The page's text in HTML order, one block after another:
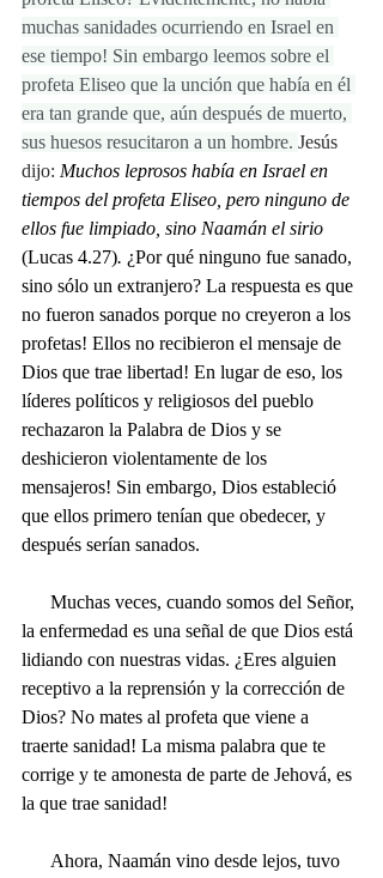
muchas sanidades ocurriendo en Israel en
ese tiempo! Sin embargo leemos sobre el
profeta Eliseo que la unción que había en él
era tan grande que, aún después de muerto,
sus huesos resucitaron a un hombre. Jesús
dijo: Muchos leprosos había en Israel en
tiempos del profeta Eliseo, pero ninguno de
ellos fue limpiado, sino Naamán el sirio
(Lucas 4.27). ¿Por qué ninguno fue sanado,
sino sólo un extranjero? La respuesta es que
no fueron sanados porque no creyeron a los
profetas! Ellos no recibieron el mensaje de
Dios que trae libertad! En lugar de eso, los
líderes políticos y religiosos del pueblo
rechazaron la Palabra de Dios y se
deshicieron violentamente de los
mensajeros! Sin embargo, Dios estableció
que ellos primero tenían que obedecer, y
después serían sanados.
la enfermedad es una señal de que Dios está
lidiando con nuestras vidas. ¿Eres alguien
receptivo a la reprensión y la corrección de
Dios? No mates al profeta que viene a
traerte sanidad! La misma palabra que te
corrige y te amonesta de parte de Jehová, es
la que trae sanidad!